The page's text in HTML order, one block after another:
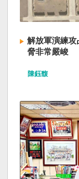
解放軍演練
脅非常嚴峻
陳鈺馥